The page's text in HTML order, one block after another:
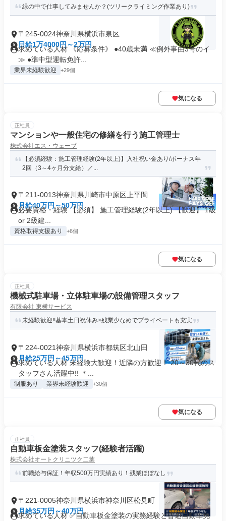
緑の中で仕事してみませんか？(ツリークライミング作業あり)
〒245-0024神奈川県横浜市泉区
日給1万4000円～2万円
求めている人材 《応募条件》 ●40歳未満 ≪例外事由3号のイ
≫ ●準中型運転免許...
業界未経験歓迎 +29個
気になる
正社員
マンションや一般住宅の修繕を行う施工管理士
株式会社エス・ウェーブ
【必須経験：施工管理経験(2年以上)】入社祝い金あり/ボーナス年
2回（3～4ヶ月分支給）／...
〒211-0013神奈川県川崎市中原区上平間
月給40万円～50万円
必要資格・経験 【必須】 施工管理経験(2年以上) 【歓迎】 1級
or 2級建...
資格取得支援あり +6個
気になる
正社員
機械式駐車場・立体駐車場の設備管理スタッフ
有限会社 東横サービス
未経験歓迎!!基本土日祝休み×残業少なめでプライベートも充実
〒224-0021神奈川県横浜市都筑区北山田
月給25万円～45万円
求めている人材 未経験大歓迎！近隣の方歓迎！ 20～30代のス
タッフさん活躍中!! ＊...
制服あり 業界未経験歓迎 +30個
気になる
正社員
自動車板金塗装スタッフ(経験者活躍)
株式会社オートクリニツク二葉
前職給与保証！年収500万円実績あり！残業ほぼなし
〒221-0005神奈川県横浜市神奈川区松見町
月給35万円～40万円
求めている人材 ✅自動車板金塗装の実務経験と普通自動車免